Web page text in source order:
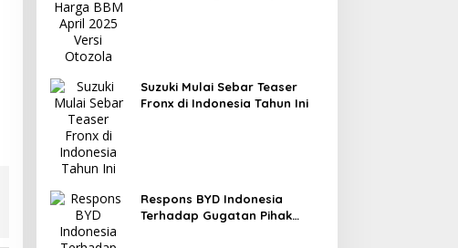
Suzuki Mulai Sebar Teaser
Fronx di Indonesia Tahun Ini
Respons BYD Indonesia
Terhadap Gugatan Pihak